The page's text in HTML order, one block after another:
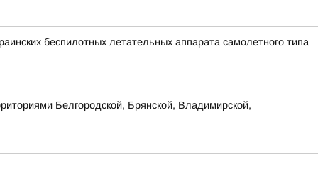
беспилотных летательных аппарата самолетного типа
Белгородской, Брянской, Владимирской,